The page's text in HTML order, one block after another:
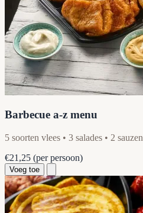
Barbecue a-z menu
5 soorten vlees • 3 salades • 2 sauzen
€21,25 (per persoon)
Voeg toe